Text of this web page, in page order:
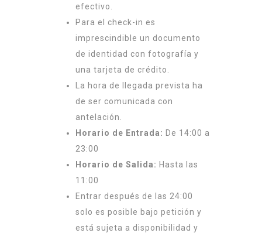
efectivo.
Para el check-in es
imprescindible un documento
de identidad con fotografía y
una tarjeta de crédito.
La hora de llegada prevista ha
de ser comunicada con
antelación.
Horario de Entrada: De 14:00 a
23:00
Horario de Salida: Hasta las
11:00
Entrar después de las 24:00
solo es posible bajo petición y
está sujeta a disponibilidad y